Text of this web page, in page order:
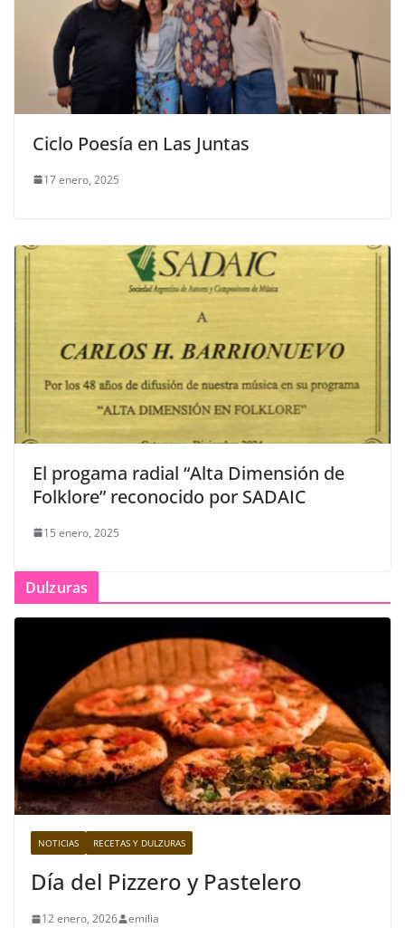
Ciclo Poesía en Las Juntas
17 enero, 2025
El progama radial “Alta Dimensión de
Folklore” reconocido por SADAIC
15 enero, 2025
Dulzuras
NOTICIAS RECETAS Y DULZURAS
Día del Pizzero y Pastelero
12 enero, 2026 emilia